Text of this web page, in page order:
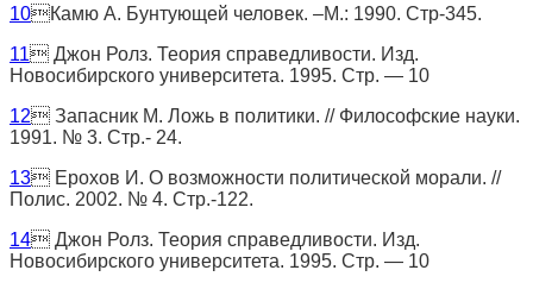
10Камю А. Бунтующей человек. –М.: 1990. Стр-345.
11 Джон Ролз. Теория справедливости. Изд.
Новосибирского университета. 1995. Стр. — 10
12 Запасник М. Ложь в политики. // Философские науки.
1991. № 3. Стр.- 24.
13 Ерохов И. О возможности политической морали. //
Полис. 2002. № 4. Стр.-122.
14 Джон Ролз. Теория справедливости. Изд.
Новосибирского университета. 1995. Стр. — 10